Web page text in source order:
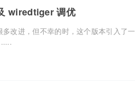
wiredtiger 调优
改进，但不幸的时，这个版本引入了一